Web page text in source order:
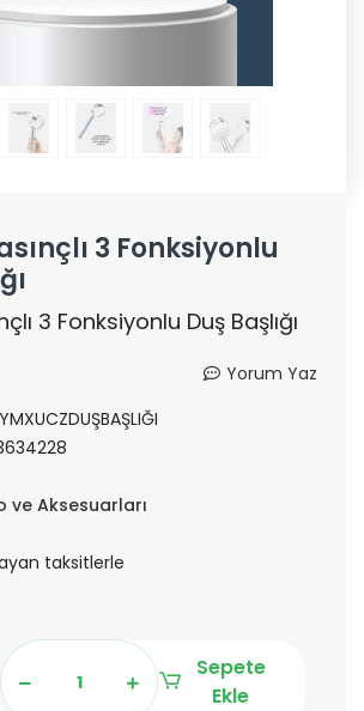
3 Fonksiyonlu
3 Fonksiyonlu Duş Başlığı
Yorum Yaz
ve Aksesuarları
taksitlerle
Sepete
Ekle